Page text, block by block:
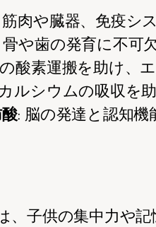
肉や臓器、免疫シ
骨や歯の発育に不可
酸素運搬を助け、
ルシウムの吸収を
: 脳の発達と認知機
、子供の集中力や